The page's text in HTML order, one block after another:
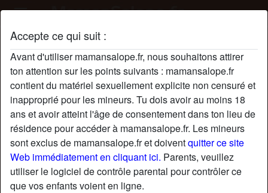
Accepte ce qui suit :
Avant d'utiliser mamansalope.fr, nous souhaitons attirer
ton attention sur les points suivants : mamansalope.fr
contient du matériel sexuellement explicite non censuré et
inapproprié pour les mineurs. Tu dois avoir au moins 18
ans et avoir atteint l'âge de consentement dans ton lieu de
résidence pour accéder à mamansalope.fr. Les mineurs
sont exclus de mamansalope.fr et doiventquitter ce site
Web immédiatement en cliquant ici. Parents, veuillez
utiliser le logiciel de contrôle parental pour contrôler ce
que vos enfants voient en ligne.
Profil de splendideCarolie